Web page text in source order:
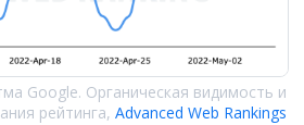
Google. Органическая видимость и
рейтинга, Advanced Web Rankings